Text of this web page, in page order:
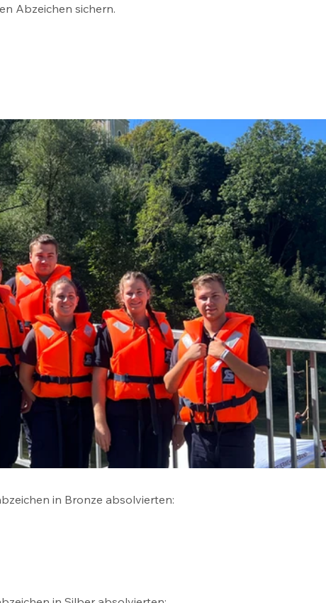
Abzeichen sichern.
in Bronze absolvierten: